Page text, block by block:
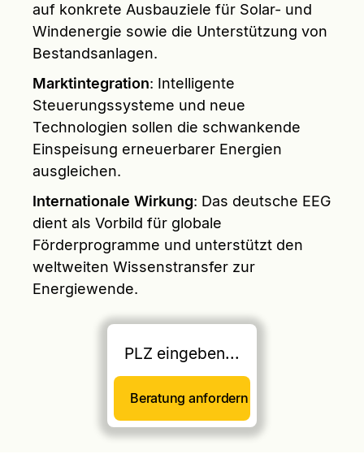
auf konkrete Ausbauziele für Solar- und
Windenergie sowie die Unterstützung von
Bestandsanlagen.
Marktintegration: Intelligente
Steuerungssysteme und neue
Technologien sollen die schwankende
Einspeisung erneuerbarer Energien
ausgleichen.
Internationale Wirkung: Das deutsche EEG
dient als Vorbild für globale
Förderprogramme und unterstützt den
weltweiten Wissenstransfer zur
Energiewende.